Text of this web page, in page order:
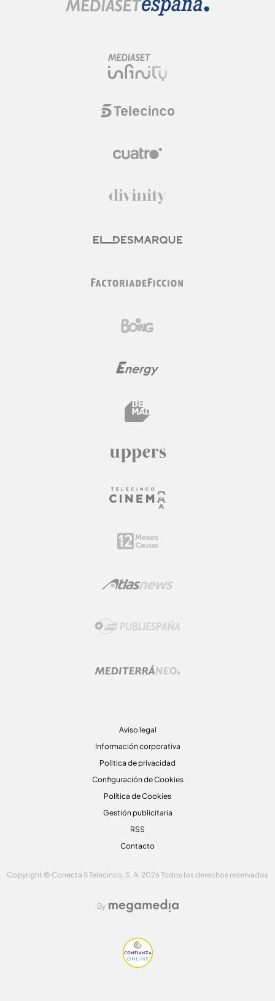
Aviso legal
Información corporativa
Politica de privacidad
Configuración de Cookies
Política de Cookies
Gestión publicitaria
RSS
Contacto
Copyright © Conecta 5 Telecinco, S. A. 2026 Todos los derechos reservados
By